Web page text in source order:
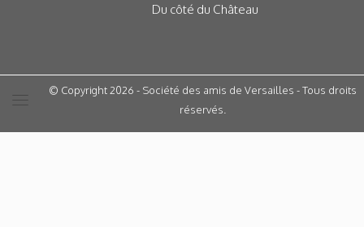
Du côté du Château
© Copyright 2026 - Société des amis de Versailles - Tous droits
réservés.